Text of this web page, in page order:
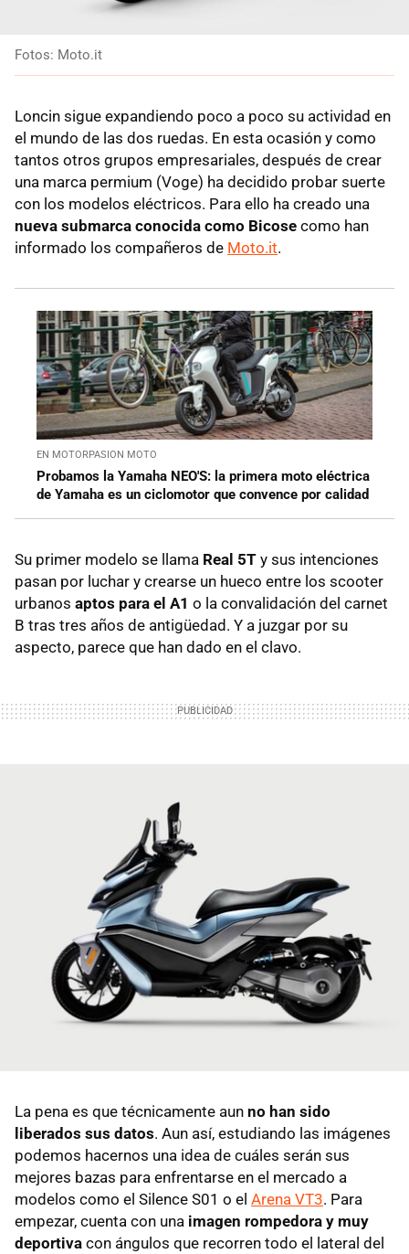
Fotos: Moto.it
Loncin sigue expandiendo poco a poco su actividad en
el mundo de las dos ruedas. En esta ocasión y como
tantos otros grupos empresariales, después de crear
una marca permium (Voge) ha decidido probar suerte
con los modelos eléctricos. Para ello ha creado una
nueva submarca conocida como Bicose como han
informado los compañeros de Moto.it.
EN MOTORPASION MOTO
Probamos la Yamaha NEO'S: la primera moto eléctrica
de Yamaha es un ciclomotor que convence por calidad
Su primer modelo se llama Real 5T y sus intenciones
pasan por luchar y crearse un hueco entre los scooter
urbanos aptos para el A1 o la convalidación del carnet
B tras tres años de antigüedad. Y a juzgar por su
aspecto, parece que han dado en el clavo.
La pena es que técnicamente aun no han sido
liberados sus datos. Aun así, estudiando las imágenes
podemos hacernos una idea de cuáles serán sus
mejores bazas para enfrentarse en el mercado a
modelos como el Silence S01 o el Arena VT3. Para
empezar, cuenta con una imagen rompedora y muy
deportiva con ángulos que recorren todo el lateral del